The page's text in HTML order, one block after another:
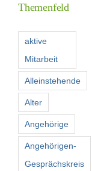
Themenfeld
aktive
Mitarbeit
Alleinstehende
Alter
Angehörige
Angehörigen-
Gesprächskreis